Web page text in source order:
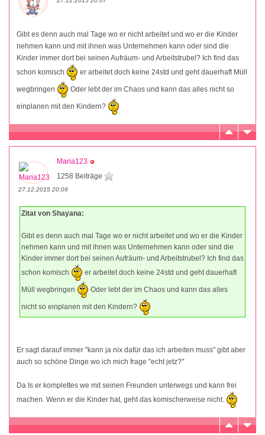
Gibt es denn auch mal Tage wo er nicht arbeitet und wo er die Kinder
nehmen kann und mit ihnen was Unternehmen kann oder sind die
Kinder immer dort bei seinen Aufräum- und Arbeitstrubel? Ich find das
schon komisch
er arbeitet doch keine 24std und geht dauerhaft Müll
wegbringen Oder lebt der im Chaos und kann das alles nicht so
einplanen mit den Kindern?
Maria123
1258 Beiträge
27.12.2015 20:09
Zitat von Shayana:
Gibt es denn auch mal Tage wo er nicht arbeitet und wo er die Kinder
nehmen kann und mit ihnen was Unternehmen kann oder sind die
Kinder immer dort bei seinen Aufräum- und Arbeitstrubel? Ich find das
schon komisch
er arbeitet doch keine 24std und geht dauerhaft
Müll wegbringen Oder lebt der im Chaos und kann das alles
nicht so einplanen mit den Kindern?
Er sagt darauf immer "kann ja nix dafür das ich arbeiten muss" gibt aber
auch so schöne Dinge wo ich mich frage "echt jetz?"
Da Is er komplettes we mit seinen Freunden unterwegs und kann frei
machen. Wenn er die Kinder hat, geht das komischerweise nicht.